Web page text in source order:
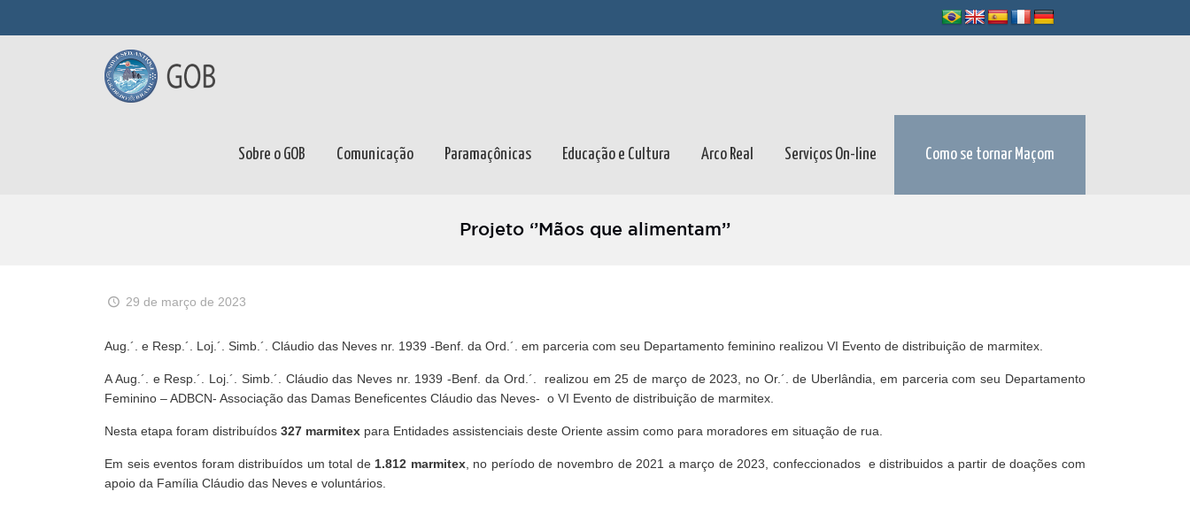
Sobre o GOB Comunicação Paramaçônicas Educação e Cultura Arco Real Serviços On-line Como se tornar Maçom
Projeto ‘’Mãos que alimentam’’
29 de março de 2023
Aug.´. e Resp.´. Loj.´. Simb.´. Cláudio das Neves nr. 1939 -Benf. da Ord.´. em parceria com seu Departamento feminino realizou VI Evento de distribuição de marmitex.
A Aug.´. e Resp.´. Loj.´. Simb.´. Cláudio das Neves nr. 1939 -Benf. da Ord.´. realizou em 25 de março de 2023, no Or.´. de Uberlândia, em parceria com seu Departamento
Feminino – ADBCN- Associação das Damas Beneficentes Cláudio das Neves- o VI Evento de distribuição de marmitex.
Nesta etapa foram distribuídos327 marmitex para Entidades assistenciais deste Oriente assim como para moradores em situação de rua.
Em seis eventos foram distribuídos um total de 1.812 marmitex, no período de novembro de 2021 a março de 2023, confeccionados e distribuidos a partir de doações com
apoio da Família Cláudio das Neves e voluntários.